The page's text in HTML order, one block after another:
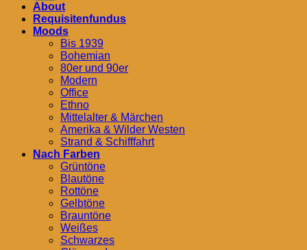
About
Requisitenfundus
Moods
Bis 1939
Bohemian
80er und 90er
Modern
Office
Ethno
Mittelalter & Märchen
Amerika & Wilder Westen
Strand & Schifffahrt
Nach Farben
Grüntöne
Blautöne
Rottöne
Gelbtöne
Brauntöne
Weißes
Schwarzes